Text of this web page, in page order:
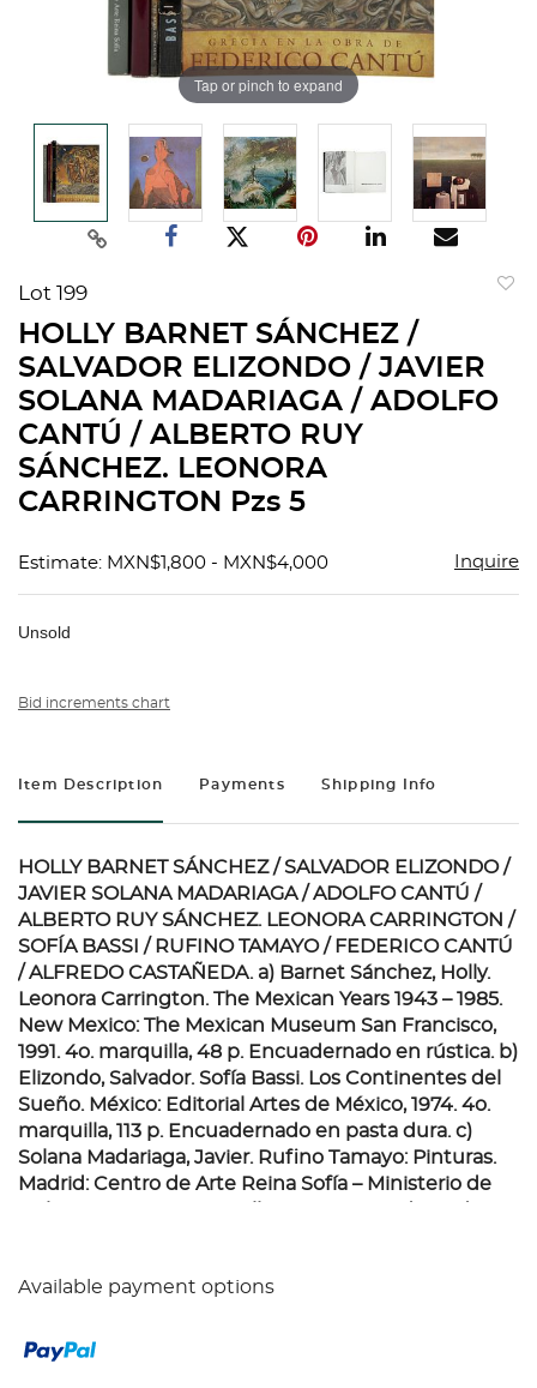
Tap or pinch to expand
Lot 199
HOLLY BARNET SÁNCHEZ /
SALVADOR ELIZONDO / JAVIER
SOLANA MADARIAGA / ADOLFO
CANTÚ / ALBERTO RUY
SÁNCHEZ. LEONORA
CARRINGTON Pzs 5
Estimate: MXN$1,800 - MXN$4,000 Inquire
Unsold
Bid increments chart
Item Description Payments Shipping Info
HOLLY BARNET SÁNCHEZ / SALVADOR ELIZONDO /
JAVIER SOLANA MADARIAGA / ADOLFO CANTÚ /
ALBERTO RUY SÁNCHEZ. LEONORA CARRINGTON /
SOFÍA BASSI / RUFINO TAMAYO / FEDERICO CANTÚ
/ ALFREDO CASTAÑEDA. a) Barnet Sánchez, Holly.
Leonora Carrington. The Mexican Years 1943 – 1985.
New Mexico: The Mexican Museum San Francisco,
1991. 4o. marquilla, 48 p. Encuadernado en rústica. b)
Elizondo, Salvador. Sofía Bassi. Los Continentes del
Sueño. México: Editorial Artes de México, 1974. 4o.
marquilla, 113 p. Encuadernado en pasta dura. c)
Solana Madariaga, Javier. Rufino Tamayo: Pinturas.
Madrid: Centro de Arte Reina Sofía – Ministerio de
Nuevo León – UANL, 2008. 4o. marquilla, 68 p.
Sullivan, Edward J. Alfredo Castañeda. New York:
Available payment options